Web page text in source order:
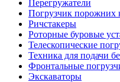
Перегружатели
Погрузчик порожних
Ричстакеры
Роторные буровые
Телескопические
Техника для подачи
Фронтальные
Экскаваторы